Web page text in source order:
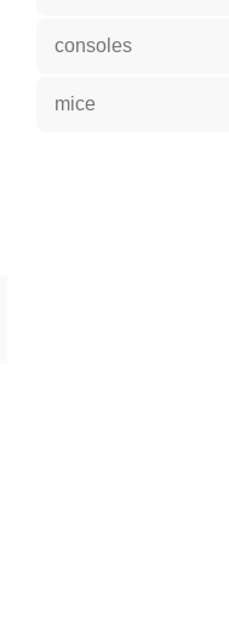
consoles
mice